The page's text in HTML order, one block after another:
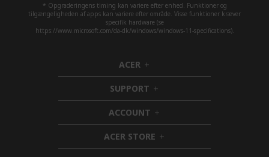
* Opgraderingens timing kan variere efter enhed. Funktioner og
tilgængeligheden af apps kan variere efter område. Visse funktioner kræver
specifik hardware (se
https://www.microsoft.com/da-dk/windows/windows-11-specifications).
ACER h
i
d
d
e
n
SUPPORT h
i
d
e
n
ACCOUNT h
i
d
d
ACER STORE h
i